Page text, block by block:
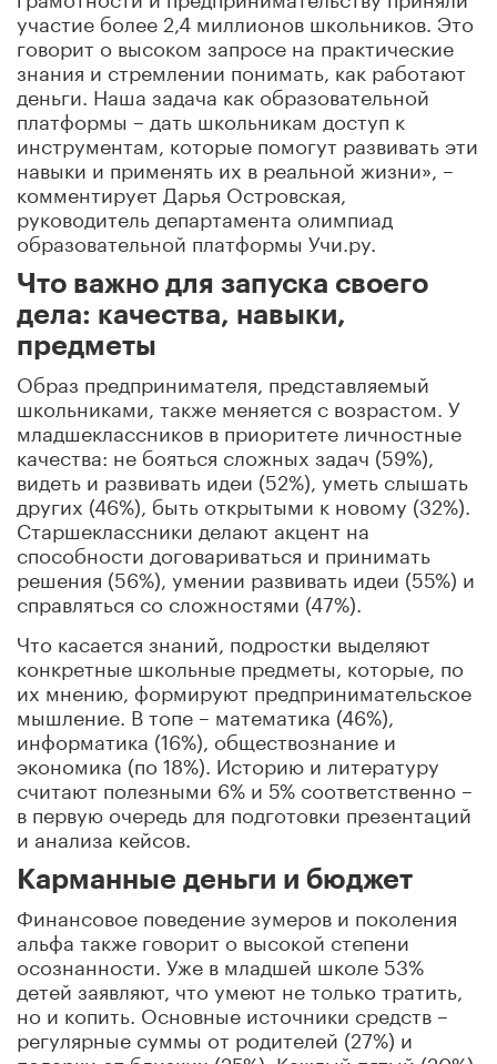
участие более 2,4 миллионов школьников. Это
говорит о высоком запросе на практические
знания и стремлении понимать, как работают
деньги. Наша задача как образовательной
платформы – дать школьникам доступ к
инструментам, которые помогут развивать эти
навыки и применять их в реальной жизни», –
комментирует Дарья Островская,
руководитель департамента олимпиад
образовательной платформы Учи.ру.
Что важно для запуска своего
дела: качества, навыки,
предметы
Образ предпринимателя, представляемый
школьниками, также меняется с возрастом. У
младшеклассников в приоритете личностные
качества: не бояться сложных задач (59%),
видеть и развивать идеи (52%), уметь слышать
других (46%), быть открытыми к новому (32%).
Старшеклассники делают акцент на
способности договариваться и принимать
решения (56%), умении развивать идеи (55%) и
справляться со сложностями (47%).
Что касается знаний, подростки выделяют
конкретные школьные предметы, которые, по
их мнению, формируют предпринимательское
мышление. В топе – математика (46%),
информатика (16%), обществознание и
экономика (по 18%). Историю и литературу
считают полезными 6% и 5% соответственно –
в первую очередь для подготовки презентаций
и анализа кейсов.
Карманные деньги и бюджет
Финансовое поведение зумеров и поколения
альфа также говорит о высокой степени
осознанности. Уже в младшей школе 53%
детей заявляют, что умеют не только тратить,
но и копить. Основные источники средств –
регулярные суммы от родителей (27%) и